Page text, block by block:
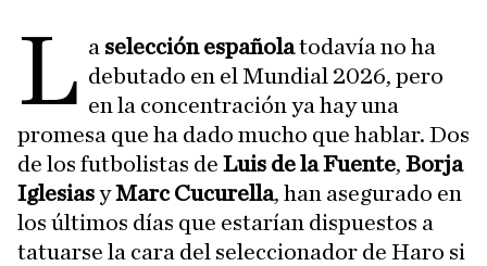
L a selección españolatodavía no ha
debutado en el Mundial 2026, pero
en la concentración ya hay una
promesa que ha dado mucho que hablar. Dos
de los futbolistas de Luis de la Fuente, Borja
IglesiasyMarc Cucurella, han asegurado en
los últimos días que estarían dispuestos a
tatuarse la cara del seleccionador de Haro si